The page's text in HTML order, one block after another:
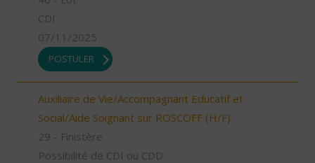
CDI
07/11/2025
POSTULER
Auxiliaire de Vie/Accompagnant Educatif et
Social/Aide Soignant sur ROSCOFF (H/F)
29 - Finistère
Possibilité de CDI ou CDD